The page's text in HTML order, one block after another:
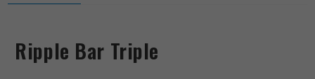
Ripple Bar Triple